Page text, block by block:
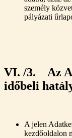
személy
pályázati
VI. /3. Az
időbeli
A jelen
kezdőoldalon